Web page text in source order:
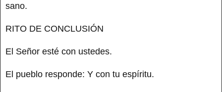
sano.
RITO DE CONCLUSIÓN
El Señor esté con ustedes.
El pueblo responde: Y con tu espíritu.